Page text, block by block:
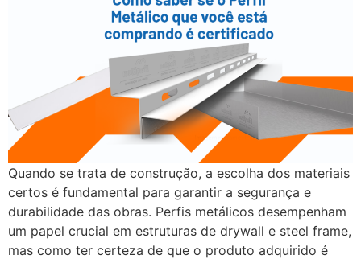
Quando se trata de construção, a escolha dos materiais
certos é fundamental para garantir a segurança e
durabilidade das obras. Perfis metálicos desempenham
um papel crucial em estruturas de drywall e steel frame,
mas como ter certeza de que o produto adquirido é